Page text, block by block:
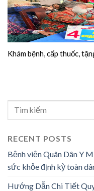
Khám bệnh, cấp thuốc,
RECENT POSTS
Bệnh viện Quân Dân Y
sức khỏe định kỳ toàn
Hướng Dẫn Chi Tiết